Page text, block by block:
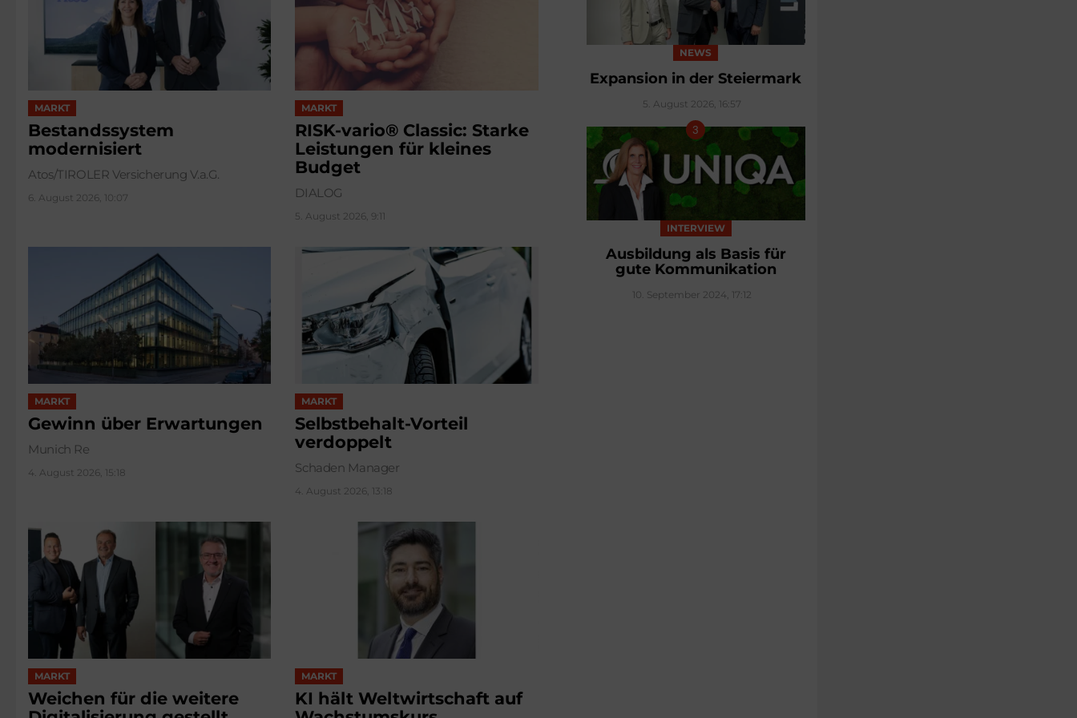
MARKT
Bestandssystem
modernisiert
Atos/TIROLER Versicherung V.a.G.
6. August 2026, 10:07
MARKT
RISK-vario® Classic: Starke
Leistungen für kleines
Budget
DIALOG
5. August 2026, 9:11
MARKT
Gewinn über Erwartungen
Munich Re
4. August 2026, 15:18
MARKT
Selbstbehalt-Vorteil
verdoppelt
Schaden Manager
4. August 2026, 13:18
MARKT
Weichen für die weitere
MARKT
KI hält Weltwirtschaft auf
NEWS
Expansion in der Steiermark
5. August 2026, 16:57
INTERVIEW
Ausbildung als Basis für
gute Kommunikation
10. September 2024, 17:12